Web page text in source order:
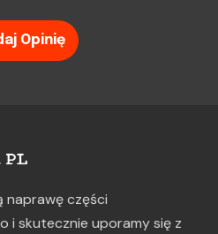
Opinię
naprawę części
i skutecznie uporamy się z